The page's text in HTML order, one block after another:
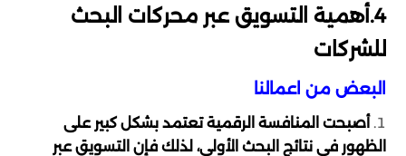
4.أهمية التسويق عبر محركات البحث
للشركات
البعض من اعمالنا
أصبحت المنافسة الرقمية تعتمد بشكل كبير على
الظهور في نتائج البحث الأولى، لذلك فإن التسويق عبر